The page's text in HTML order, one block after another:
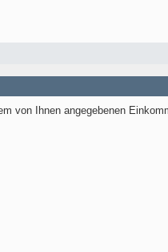
von Ihnen angegebenen